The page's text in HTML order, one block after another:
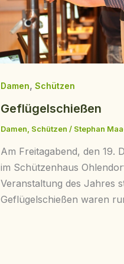
Damen,Schützen
Geflügelschießen
Damen, Schützen / Stephan
Am Freitagabend, den 19.
im Schützenhaus
Veranstaltung des Jahres
Geflügelschießen waren